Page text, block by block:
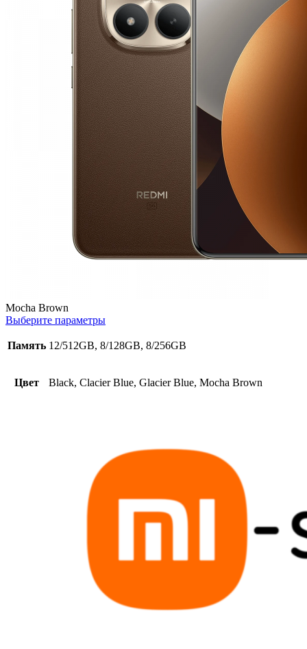
Mocha Brown
Выберите параметры
Память 12/512GB, 8/128GB, 8/256GB
Цвет Black, Clacier Blue, Glacier Blue, Mocha Brown